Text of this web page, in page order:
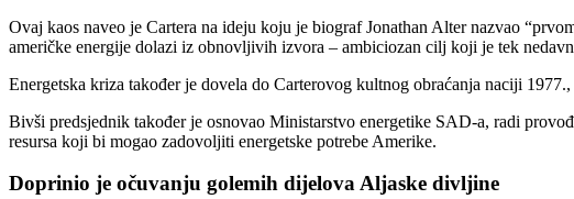
Ovaj kaos naveo je Cartera na ideju koju je biograf Jonathan Alter nazvao
američke energije dolazi iz obnovljivih izvora – ambiciozan cilj koji je tek
Energetska kriza također je dovela do Carterovog kultnog obraćanja naciji
Bivši predsjednik također je osnovao Ministarstvo energetike SAD-a, radi
resursa koji bi mogao zadovoljiti energetske potrebe Amerike.
Doprinio je očuvanju golemih dijelova Aljaske divljine